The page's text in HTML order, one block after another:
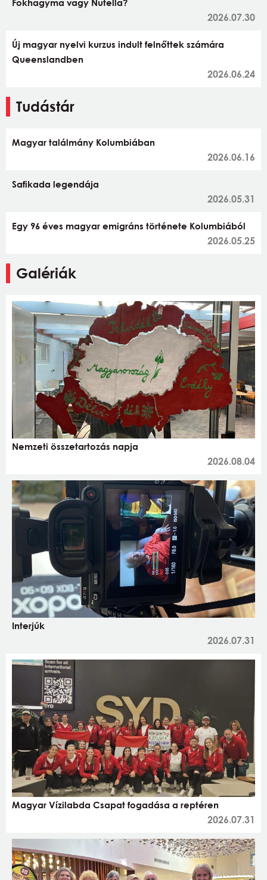
2026.07.30
Új magyar nyelvi kurzus indult felnőttek számára
Queenslandben
2026.06.24
Tudástár
Magyar találmány Kolumbiában
2026.06.16
Safikada legendája
2026.05.31
Egy 96 éves magyar emigráns története Kolumbiából
2026.05.25
Galériák
Nemzeti összetartozás napja
2026.08.04
Interjúk
2026.07.31
Magyar Vízilabda Csapat fogadása a reptéren
2026.07.31